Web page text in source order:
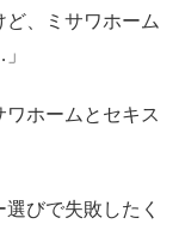
ど、ミサワホーム
ホームとセキス
びで失敗したく